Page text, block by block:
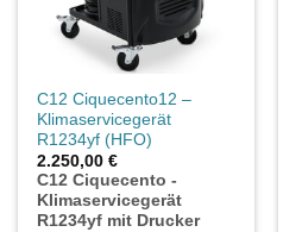
C12 Ciquecento12 –
Klimaservicegerät
R1234yf (HFO)
2.250,00€
C12 Ciquecento -
Klimaservicegerät
R1234yf mit Drucker